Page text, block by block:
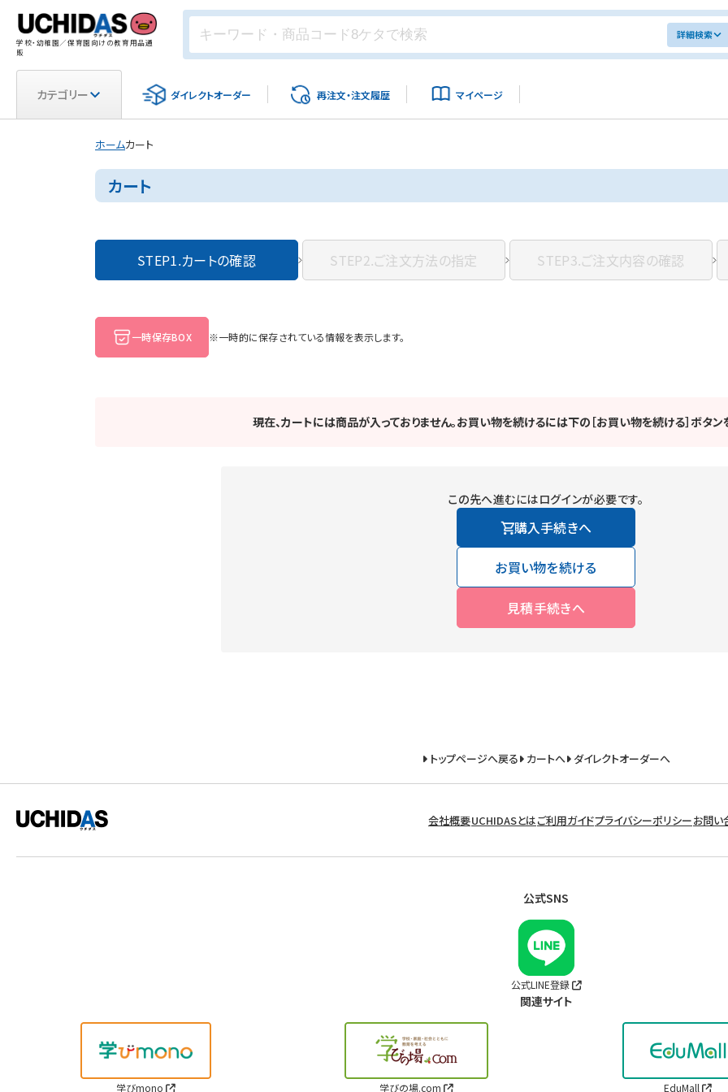
学校・幼稚園／保育園向けの教育用品通
販
詳細検索
カテゴリー ダイレクトオーダー 再注文・注文履歴 マイページ
ホームカート
カート
STEP1.カートの確認 STEP2.ご注文方法の指定 STEP3.ご注文内容の確認
一時保存BOX ※一時的に保存されている情報を表示します。
現在、カートには商品が入っておりません。お買い物を続けるには下の［お買い物を続ける］ボタン
この先へ進むにはログインが必要です。
購入手続きへ
お買い物を続ける
見積手続きへ
トップページへ戻る カートへ ダイレクトオーダーへ
会社概要UCHIDASとはご利用ガイドプライバシーポリシーお問い
公式SNS
公式LINE登録
関連サイト
学びmono 学びの場.com EduMall